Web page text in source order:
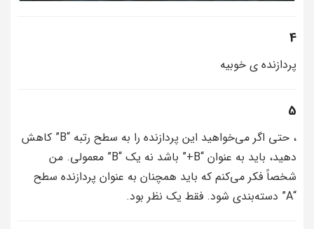
4
پردازنده ی خوبیه
5
، حتی اگر می‌خواهید این پردازنده را به سطح رتبه “B” کاهش
دهید، باید به عنوان “B+” باشد نه یک “B” معمولی. من
شخصاً فکر می‌کنم که باید همچنان به عنوان پردازنده سطح
“A” دسته‌بندی شود. فقط یک نظر بود.